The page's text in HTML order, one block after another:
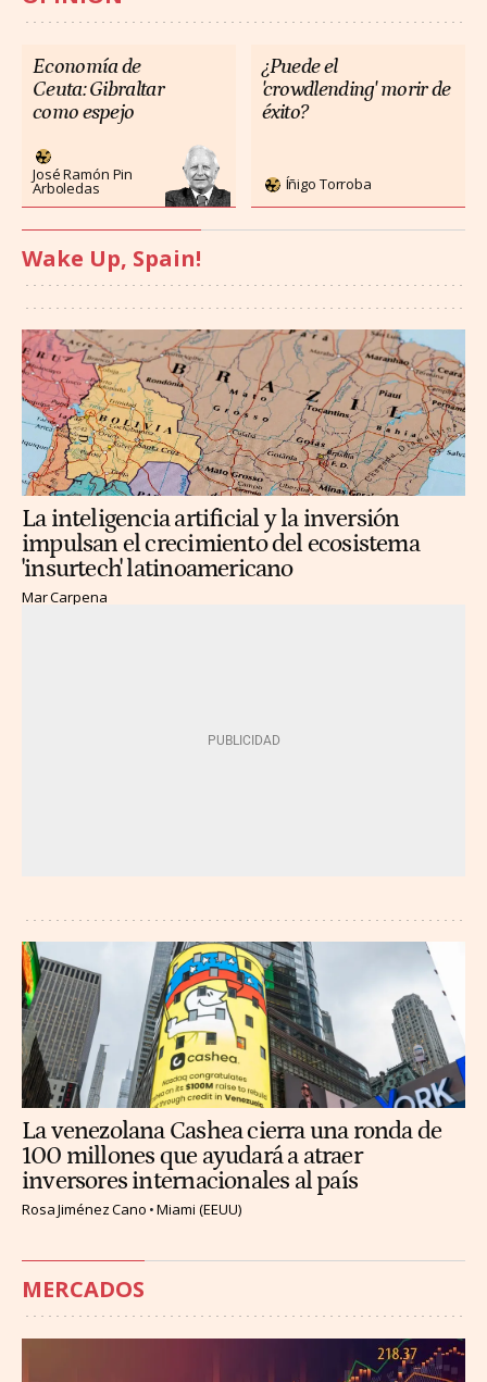
Economía de
Ceuta: Gibraltar
como espejo
José Ramón Pin
Arboledas
¿Puede el
'crowdlending' morir de
éxito?
Íñigo Torroba
Wake Up, Spain!
La inteligencia artificial y la inversión
impulsan el crecimiento del ecosistema
'insurtech' latinoamericano
Mar Carpena
La venezolana Cashea cierra una ronda de
100 millones que ayudará a atraer
inversores internacionales al país
Rosa Jiménez Cano Miami (EEUU)
MERCADOS